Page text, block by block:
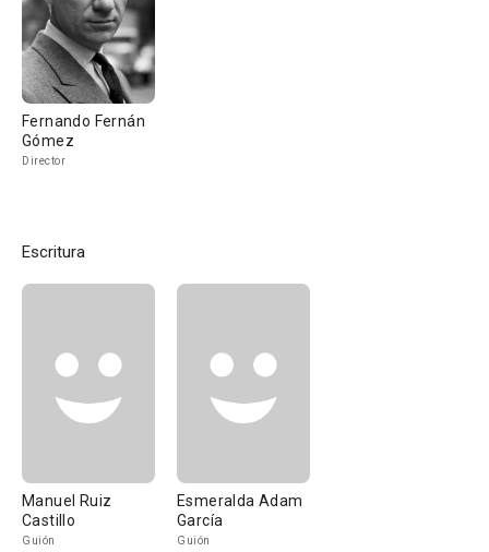
Fernando Fernán
Gómez
Director
Escritura
Manuel Ruiz
Castillo
Guión
Esmeralda Adam
García
Guión